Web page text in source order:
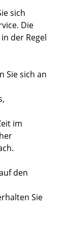
sich
Die
der Regel
Sie sich an
im
den
Sie